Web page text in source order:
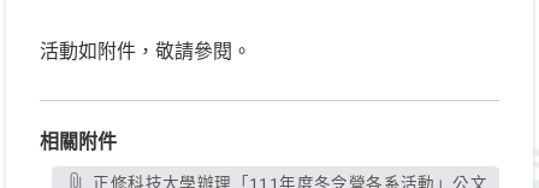
活動如附件，敬請參閱。
相關附件